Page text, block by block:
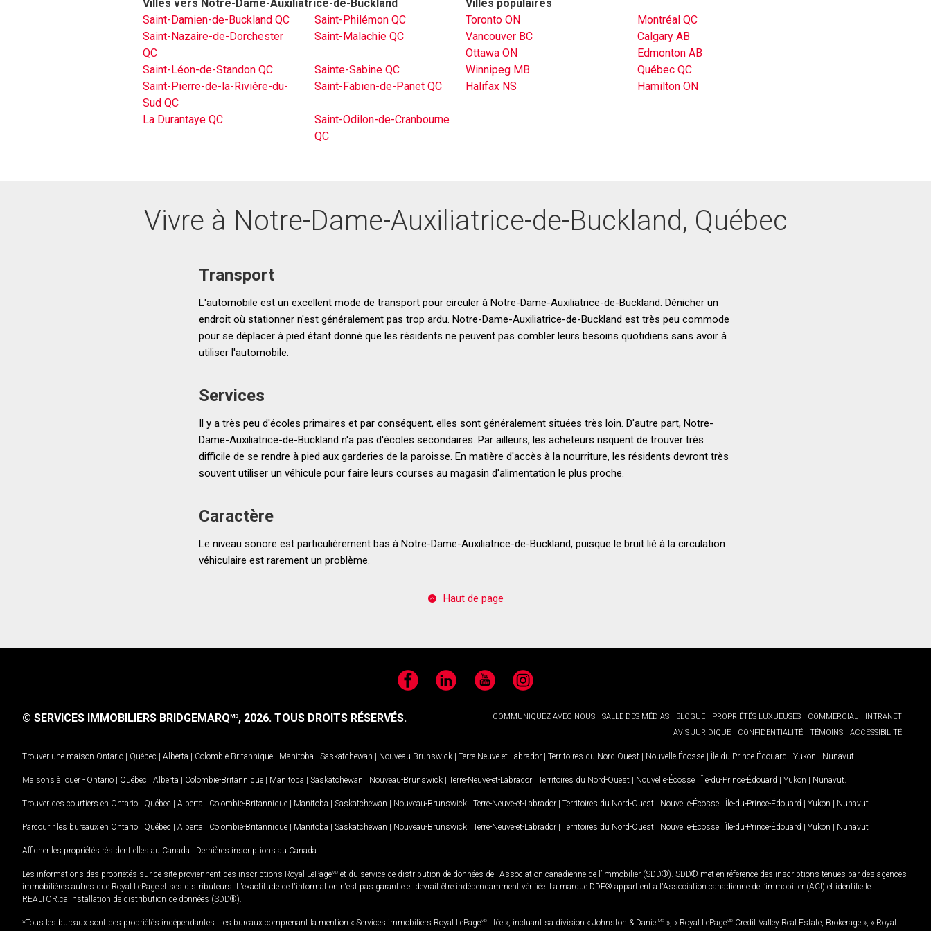
Villes vers Notre-Dame-Auxiliatrice-de-Buckland
Saint-Damien-de-Buckland QC
Saint-Philémon QC
Saint-Nazaire-de-Dorchester
QC
Saint-Malachie QC
Saint-Léon-de-Standon QC
Sainte-Sabine QC
Saint-Pierre-de-la-Rivière-du-
Sud QC
Saint-Fabien-de-Panet QC
La Durantaye QC
Saint-Odilon-de-Cranbourne
QC
Villes populaires
Toronto ON
Montréal QC
Vancouver BC
Calgary AB
Ottawa ON
Edmonton AB
Winnipeg MB
Québec QC
Halifax NS
Hamilton ON
Vivre à Notre-Dame-Auxiliatrice-de-Buckland, Québec
Transport
L'automobile est un excellent mode de transport pour circuler à Notre-Dame-Auxiliatrice-de-Buckland. Dénicher un
endroit où stationner n'est généralement pas trop ardu. Notre-Dame-Auxiliatrice-de-Buckland est très peu commode
pour se déplacer à pied étant donné que les résidents ne peuvent pas combler leurs besoins quotidiens sans avoir à
utiliser l'automobile.
Services
Il y a très peu d'écoles primaires et par conséquent, elles sont généralement situées très loin. D'autre part, Notre-
Dame-Auxiliatrice-de-Buckland n'a pas d'écoles secondaires. Par ailleurs, les acheteurs risquent de trouver très
difficile de se rendre à pied aux garderies de la paroisse. En matière d'accès à la nourriture, les résidents devront très
souvent utiliser un véhicule pour faire leurs courses au magasin d'alimentation le plus proche.
Caractère
Le niveau sonore est particulièrement bas à Notre-Dame-Auxiliatrice-de-Buckland, puisque le bruit lié à la circulation
véhiculaire est rarement un problème.
Haut de page
FacebookLinkedIn YouTubeInstagram
COMMUNIQUEZ AVEC NOUS SALLE DES MÉDIAS BLOGUE PROPRIÉTÉS LUXUEUSES COMMERCIAL
INTRANET
AVIS JURIDIQUE
CONFIDENTIALITÉ TÉMOINS ACCESSIBILITÉ
© SERVICES IMMOBILIERS BRIDGEMARQMD, 2026. TOUS DROITS RÉSERVÉS.
Trouver une maison Ontario | Québec | Alberta | Colombie-Britannique | Manitoba | Saskatchewan | Nouveau-Brunswick | Terre-Neuve-et-Labrador | Territoires du Nord-Ouest | Nouvelle-Écosse | Île-du-Prince-Édouard | Yukon | Nunavut
Maisons à louer - Ontario | Québec | Alberta | Colombie-Britannique | Manitoba | Saskatchewan | Nouveau-Brunswick | Terre-Neuve-et-Labrador | Territoires du Nord-Ouest | Nouvelle-Écosse | Île-du-Prince-Édouard | Yukon | Nunavut
Trouver des courtiers en Ontario | Québec | Alberta | Colombie-Britannique | Manitoba | Saskatchewan | Nouveau-Brunswick | Terre-Neuve-et-Labrador | Territoires du Nord-Ouest | Nouvelle-Écosse | Île-du-Prince-Édouard | Yukon | Nunavut
Parcourir les bureaux en Ontario | Québec | Alberta | Colombie-Britannique | Manitoba | Saskatchewan | Nouveau-Brunswick | Terre-Neuve-et-Labrador | Territoires du Nord-Ouest | Nouvelle-Écosse | Île-du-Prince-Édouard | Yukon | Nunavut
Afficher les propriétés résidentielles au Canada | Dernières inscriptions au Canada
Les informations des propriétés sur ce site proviennent des inscriptions Royal LePageMD et du service de distribution de données de l'Association canadienne de l’immobilier (SDD®). SDD® met en référence des inscriptions tenues par des agences
immobilières autres que Royal LePage et ses distributeurs. L'exactitude de l'information n'est pas garantie et devrait être indépendamment vérifiée. La marque DDF® appartient à l'Association canadienne de l’immobilier (ACI) et identifie le
REALTOR.ca Installation de distribution de données (SDD®).
*Tous les bureaux sont des propriétés indépendantes. Les bureaux comprenant la mention « Services immobiliers Royal LePageMD Ltée », incluant sa division « Johnston & Daniel MD », « Royal LePageMD Credit Valley Real Estate, Brokerage », « Royal